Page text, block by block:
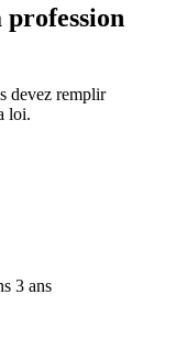
profession
devez remplir
loi.
3 ans